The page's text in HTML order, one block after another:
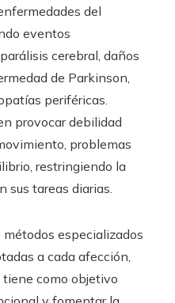
del
eventos
cerebral, daños
de Parkinson,
periféricas.
provocar debilidad
problemas
restringiendo la
sus tareas diarias.
especializados
a cada afección,
como objetivo